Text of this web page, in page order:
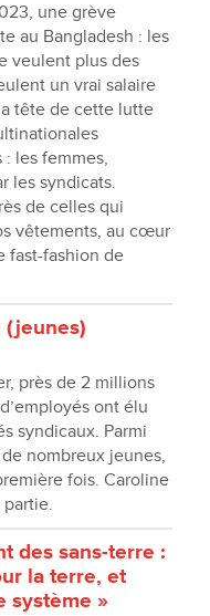
une grève
au Bangladesh : les
veulent plus des
un vrai salaire
tête de cette lutte
les femmes,
les syndicats.
de celles qui
vêtements, au cœur
fast-fashion de
(jeunes)
près de 2 millions
ont élu
syndicaux. Parmi
nombreux jeunes,
fois. Caroline
des sans-terre :
la terre, et
système »